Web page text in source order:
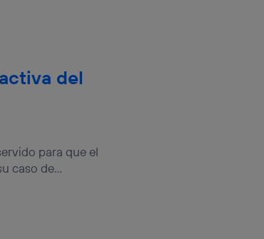
del
para que el
caso de...